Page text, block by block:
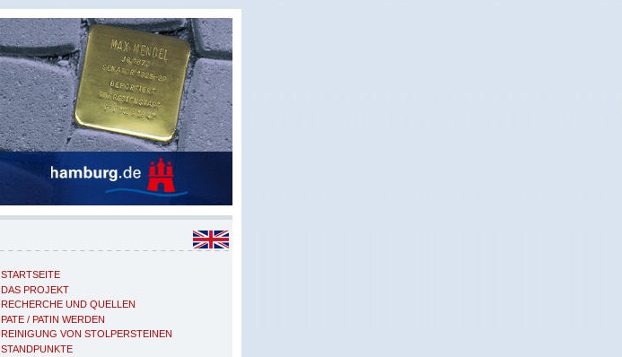
STARTSEITE
DAS PROJEKT
RECHERCHE UND QUELLEN
PATE / PATIN WERDEN
REINIGUNG VON STOLPERSTEINEN
STANDPUNKTE